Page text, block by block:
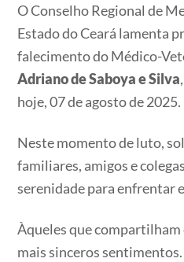
O Conselho Regional de
Estado do Ceará lamenta
falecimento do Médico-
Adriano de Saboya e Silva
hoje, 07 de agosto de 2025.
Neste momento de luto,
familiares, amigos e
serenidade para enfrentar
Àqueles que compartilham
mais sinceros sentimentos.